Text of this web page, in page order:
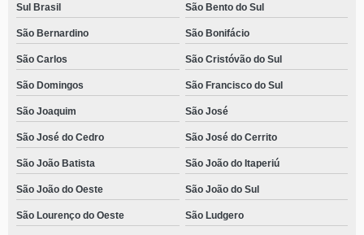
Sul Brasil São Bento do Sul
São Bernardino São Bonifácio
São Carlos São Cristóvão do Sul
São Domingos São Francisco do Sul
São Joaquim São José
São José do Cedro São José do Cerrito
São João Batista São João do Itaperiú
São João do Oeste São João do Sul
São Lourenço do Oeste São Ludgero